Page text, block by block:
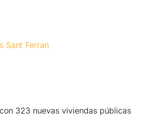
323 nuevas viviendas públicas